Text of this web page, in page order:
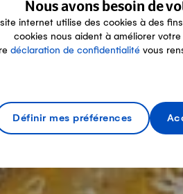
Nous avons besoin de
internet utilise des cookies à des
cookies nous aident à améliorer
déclaration de confidentialité vous
Définir mes préférences